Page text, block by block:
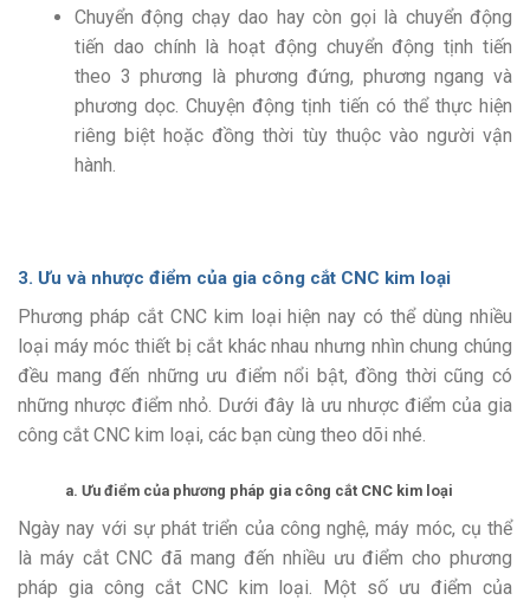
Chuyển động chạy dao hay còn gọi là chuyển động
tiến dao chính là hoạt động chuyển động tịnh tiến
theo 3 phương là phương đứng, phương ngang và
phương dọc. Chuyện động tịnh tiến có thể thực hiện
riêng biệt hoặc đồng thời tùy thuộc vào người vận
hành.
3. Ưu và nhược điểm của gia công cắt CNC kim loại
Phương pháp cắt CNC kim loại hiện nay có thể dùng nhiều
loại máy móc thiết bị cắt khác nhau nhưng nhìn chung chúng
đều mang đến những ưu điểm nổi bật, đồng thời cũng có
những nhược điểm nhỏ. Dưới đây là ưu nhược điểm của gia
công cắt CNC kim loại, các bạn cùng theo dõi nhé.
a. Ưu điểm của phương pháp gia công cắt CNC kim loại
Ngày nay với sự phát triển của công nghệ, máy móc, cụ thể
là máy cắt CNC đã mang đến nhiều ưu điểm cho phương
pháp gia công cắt CNCkim loại. Một số ưu điểm của